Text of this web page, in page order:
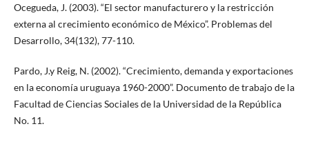
Ocegueda, J. (2003). “El sector manufacturero y la restricción
externa al crecimiento económico de México”. Problemas del
Desarrollo, 34(132), 77-110.
Pardo, J.y Reig, N. (2002). “Crecimiento, demanda y exportaciones
en la economía uruguaya 1960-2000”. Documento de trabajo de la
Facultad de Ciencias Sociales de la Universidad de la República
No. 11.